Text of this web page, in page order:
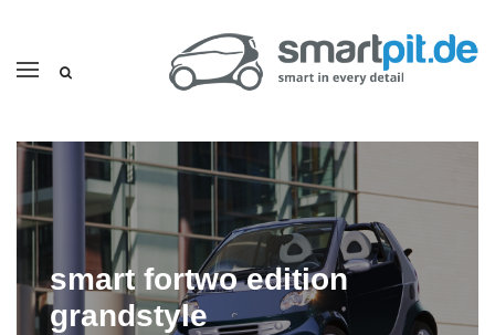
smart fortwo edition
grandstyle